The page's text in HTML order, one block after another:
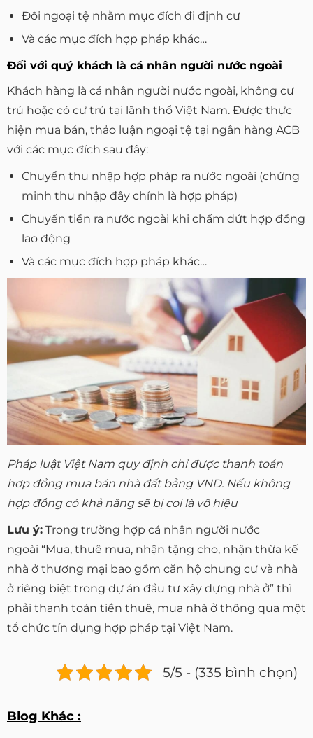
Đổi ngoại tệ nhằm mục đích đi định cư
Và các mục đích hợp pháp khác…
Đối với quý khách là cá nhân người nước ngoài
Khách hàng là cá nhân người nước ngoài, không cư
trú hoặc có cư trú tại lãnh thổ Việt Nam. Được thực
hiện mua bán, thảo luận ngoại tệ tại ngân hàng ACB
với các mục đích sau đây:
Chuyển thu nhập hợp pháp ra nước ngoài (chứng
minh thu nhập đây chính là hợp pháp)
Chuyển tiền ra nước ngoài khi chấm dứt hợp đồng
lao động
Và các mục đích hợp pháp khác…
Pháp luật Việt Nam quy định chỉ được thanh toán
hơp đồng mua bán nhà đất bằng VND. Nếu không
hợp đồng có khả năng sẽ bị coi là vô hiệu
Lưu ý: Trong trường hợp cá nhân người nước
ngoài “Mua, thuê mua, nhận tặng cho, nhận thừa kế
nhà ở thương mại bao gồm căn hộ chung cư và nhà
ở riêng biệt trong dự án đầu tư xây dựng nhà ở” thì
phải thanh toán tiền thuê, mua nhà ở thông qua một
tổ chức tín dụng hợp pháp tại Việt Nam.
5/5 - (335 bình chọn)
Blog Khác :